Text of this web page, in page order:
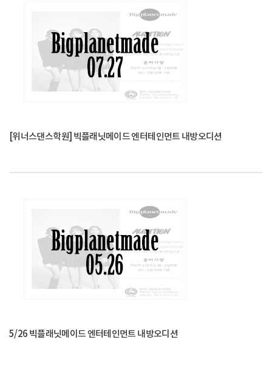
[위너스댄스학원] 빅플래닛메이드 엔터테인먼트 내방오디션
5/26 빅플래닛메이드 엔터테인먼트 내방오디션